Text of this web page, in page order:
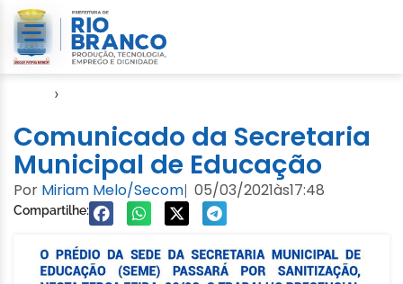
›
Comunicado da Secretaria
Municipal de Educação
Por Miriam Melo/Secom| 05/03/2021às17:48
Compartilhe: